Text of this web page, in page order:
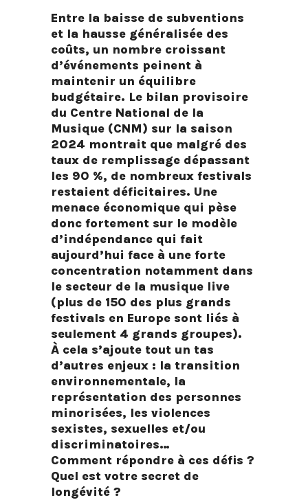
Entre la baisse de subventions
et la hausse généralisée des
coûts, un nombre croissant
d’événements peinent à
maintenir un équilibre
budgétaire. Le bilan provisoire
du Centre National de la
Musique (CNM) sur la saison
2024 montrait que malgré des
taux de remplissage dépassant
les 90 %, de nombreux festivals
restaient déficitaires. Une
menace économique qui pèse
donc fortement sur le modèle
d’indépendance qui fait
aujourd’hui face à une forte
concentration notamment dans
le secteur de la musique live
(plus de 150 des plus grands
festivals en Europe sont liés à
seulement 4 grands groupes).
À cela s’ajoute tout un tas
d’autres enjeux : la transition
environnementale, la
représentation des personnes
minorisées, les violences
sexistes, sexuelles et/ou
discriminatoires…
Comment répondre à ces défis ?
Quel est votre secret de
longévité ?